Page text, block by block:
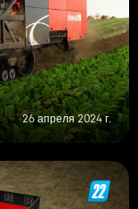
26 апреля 2024 г.